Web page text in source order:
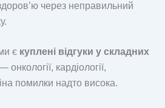
через неправильний
є куплені відгуки у складних
онкології, кардіології,
помилки надто висока.